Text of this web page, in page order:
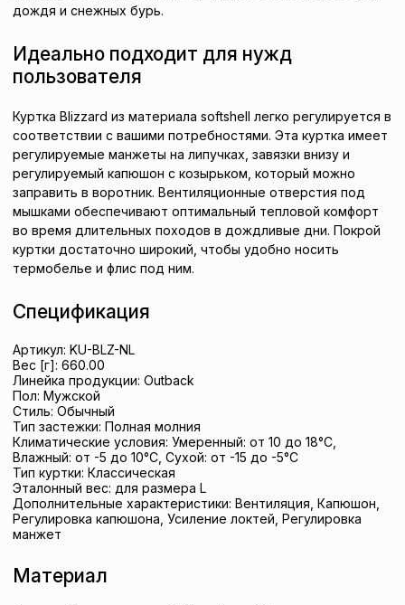
дождя и снежных бурь.
Идеально подходит для нужд
пользователя
Куртка Blizzard из материала softshell легко регулируется в
соответствии с вашими потребностями. Эта куртка имеет
регулируемые манжеты на липучках, завязки внизу и
регулируемый капюшон с козырьком, который можно
заправить в воротник. Вентиляционные отверстия под
мышками обеспечивают оптимальный тепловой комфорт
во время длительных походов в дождливые дни. Покрой
куртки достаточно широкий, чтобы удобно носить
термобелье и флис под ним.
Спецификация
Артикул: KU-BLZ-NL
Вес [г]: 660.00
Линейка продукции: Outback
Пол: Мужской
Стиль: Обычный
Тип застежки: Полная молния
Климатические условия: Умеренный: от 10 до 18°C,
Влажный: от -5 до 10°C, Сухой: от -15 до -5°C
Тип куртки: Классическая
Эталонный вес: для размера L
Дополнительные характеристики: Вентиляция, Капюшон,
Регулировка капюшона, Усиление локтей, Регулировка
манжет
Материал